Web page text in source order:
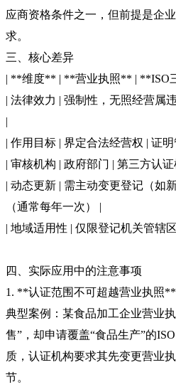
应商资格条件之一，但前提是企
求。
三、核心差异
| **维度** | **营业执照** | **ISO
| 法律效力 | 强制性，无照经营属
|
| 作用目标 | 界定合法经营权 | 证
| 审核机构 | 政府部门 | 第三方认证
| 动态更新 | 需主动变更登记（如
（通常每年一次） |
| 地域适用性 | 仅限登记机关管辖
四、实际应用中的注意事项
1. **认证范围不可超越营业执照**
典型案例：某食品加工企业营业
售”，却申请覆盖“食品生产”的
质，认证机构要求其先变更营业
节。